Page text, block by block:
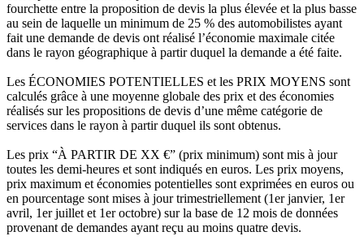
fourchette entre la proposition de devis la plus élevée et la plus basse
au sein de laquelle un minimum de 25 % des automobilistes ayant
fait une demande de devis ont réalisé l’économie maximale citée
dans le rayon géographique à partir duquel la demande a été faite.
Les ÉCONOMIES POTENTIELLES et les PRIX MOYENS sont
calculés grâce à une moyenne globale des prix et des économies
réalisés sur les propositions de devis d’une même catégorie de
services dans le rayon à partir duquel ils sont obtenus.
Les prix “À PARTIR DE XX €” (prix minimum) sont mis à jour
toutes les demi-heures et sont indiqués en euros. Les prix moyens,
prix maximum et économies potentielles sont exprimées en euros ou
en pourcentage sont mises à jour trimestriellement (1er janvier, 1er
avril, 1er juillet et 1er octobre) sur la base de 12 mois de données
provenant de demandes ayant reçu au moins quatre devis.